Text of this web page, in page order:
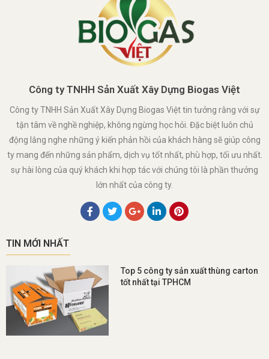
Công ty TNHH Sản Xuất Xây Dựng Biogas Việt
Công ty TNHH Sản Xuất Xây Dựng Biogas Việt tin tưởng rằng với sự
tận tâm về nghề nghiệp, không ngừng học hỏi. Đặc biệt luôn chủ
động lắng nghe những ý kiến phản hồi của khách hàng sẽ giúp công
ty mang đến những sản phẩm, dịch vụ tốt nhất, phù hợp, tối ưu nhất.
sự hài lòng của quý khách khi hợp tác với chúng tôi là phần thưởng
lớn nhất của công ty.
TIN MỚI NHẤT
Top 5 công ty sản xuất thùng carton
tốt nhất tại TPHCM